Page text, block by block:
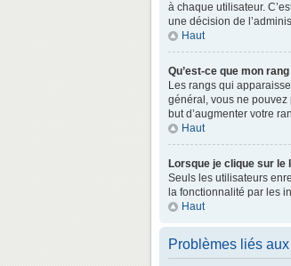
à chaque utilisateur.
une décision de
Haut
Qu’est-ce que mon
Les rangs qui
général, vous ne pouvez
but d’augmenter votre
Haut
Lorsque je clique sur le
Seuls les utilisateurs
la fonctionnalité par les
Haut
Problèmes liés